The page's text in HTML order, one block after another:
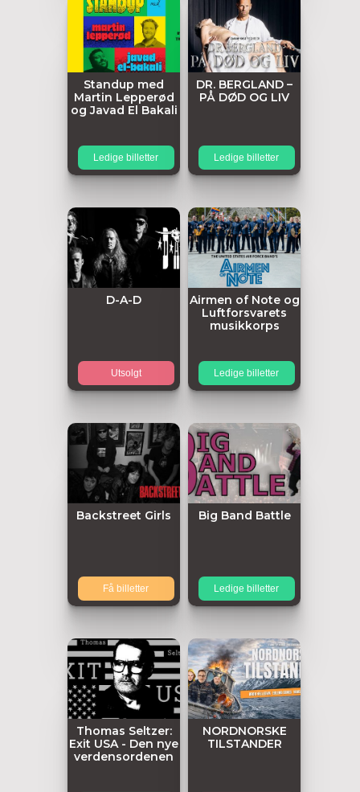
Standup med
Martin Lepperød
og Javad El Bakali
Ledige billetter
DR. BERGLAND –
PÅ DØD OG LIV
Ledige billetter
D-A-D
Utsolgt
Airmen of Note og
Luftforsvarets
musikkorps
Ledige billetter
Backstreet Girls
Få billetter
Big Band Battle
Ledige billetter
Thomas Seltzer:
Exit USA - Den nye
verdensordenen
NORDNORSKE
TILSTANDER